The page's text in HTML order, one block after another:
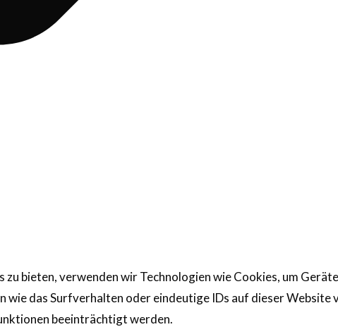
zu bieten, verwenden wir Technologien wie Cookies, um
wie das Surfverhalten oder eindeutige IDs auf dieser
beeinträchtigt werden.